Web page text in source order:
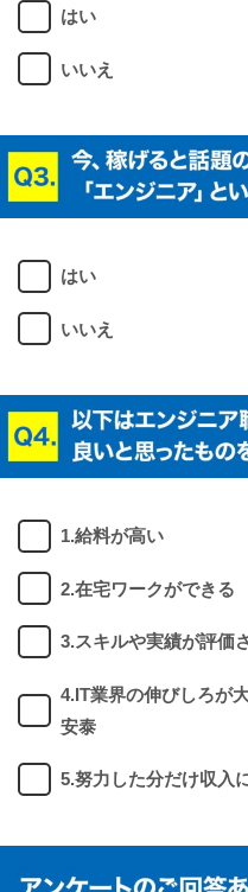
はい
いいえ
はい
いいえ
1.給料が高い
2.在宅ワークができる
3.スキルや実績が評価
4.IT業界の伸びしろが
安泰
5.努力した分だけ収入